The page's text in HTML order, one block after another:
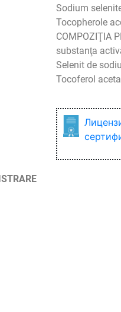
Sodium
Tocopherole
COMPOZIŢIA
substanţa
Selenit de
Tocoferol